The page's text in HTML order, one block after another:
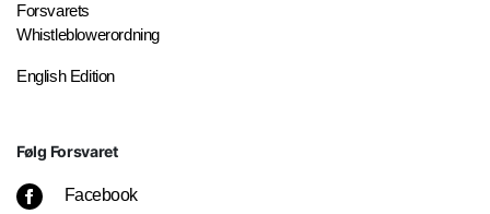
Forsvarets
Whistleblowerordning
English Edition
Følg Forsvaret
Facebook